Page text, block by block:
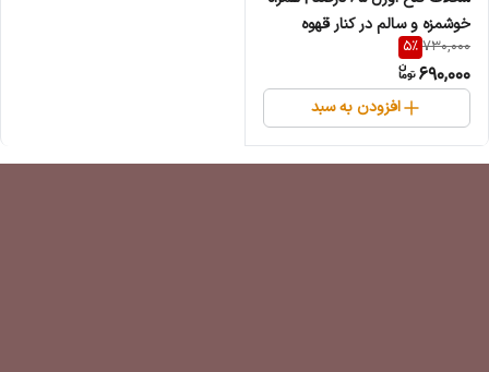
خوشمزه و سالم در کنار قهوه
730,000
5%
690,000
افزودن به سبد